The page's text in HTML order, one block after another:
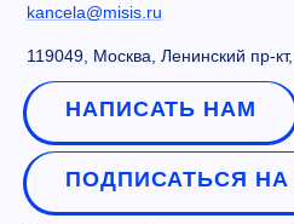
kancela@misis.ru
119049, Москва, Ленинский пр-
НАПИСАТЬ НАМ
ПОДПИСАТЬСЯ